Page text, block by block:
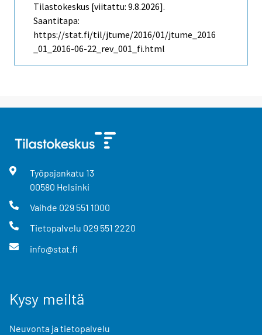
Tilastokeskus [viitattu: 9.8.2026].
Saantitapa:
https://stat.fi/til/jtume/2016/01/jtume_2016
_01_2016-06-22_rev_001_fi.html
Työpajankatu 13
00580 Helsinki
Vaihde 029 551 1000
Tietopalvelu 029 551 2220
info@stat.fi
Kysy meiltä
Neuvonta ja tietopalvelu